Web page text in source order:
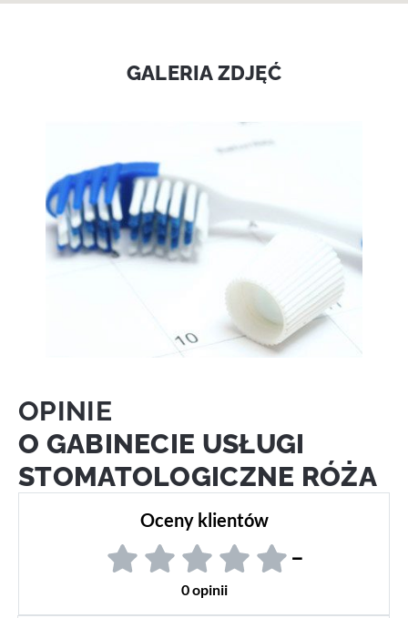
GALERIA ZDJĘĆ
OPINIE
O GABINECIE USŁUGI
STOMATOLOGICZNE RÓŻA
Oceny klientów
–
0 opinii